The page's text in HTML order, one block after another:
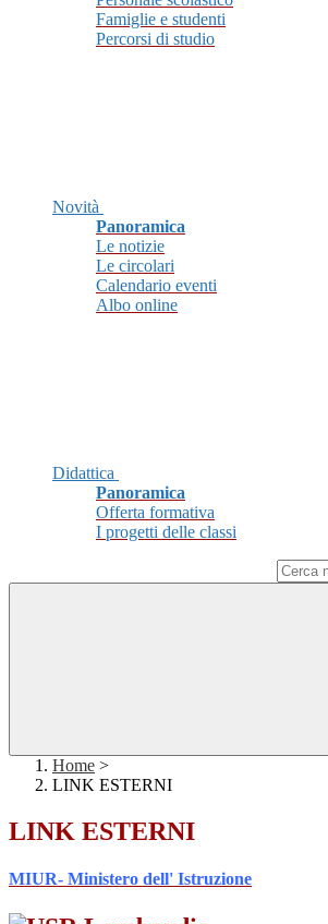
Famiglie e studenti
Percorsi di studio
Novità
Panoramica
Le notizie
Le circolari
Calendario eventi
Albo online
Didattica
Panoramica
Offerta formativa
I progetti delle classi
Home >
LINK ESTERNI
LINK ESTERNI
MIUR- Ministero dell' Istruzione